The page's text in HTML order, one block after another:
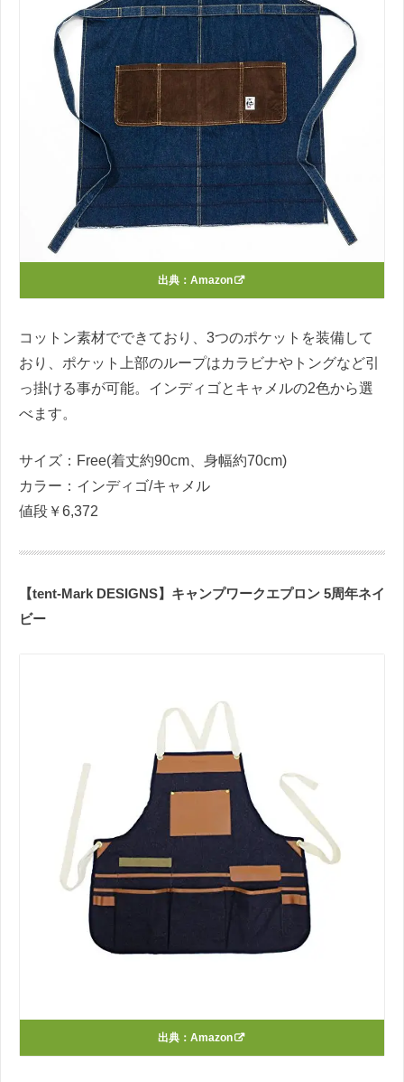
出典： Amazon
コットン素材でできており、3つのポケットを装備して
おり、ポケット上部のループはカラビナやトングなど引
っ掛ける事が可能。インディゴとキャメルの2色から選
べます。
サイズ：Free(着丈約90cm、身幅約70cm)
カラー：インディゴ/キャメル
値段￥6,372
【tent-Mark DESIGNS】キャンプワークエプロン 5周年ネイ
ビー
出典： Amazon